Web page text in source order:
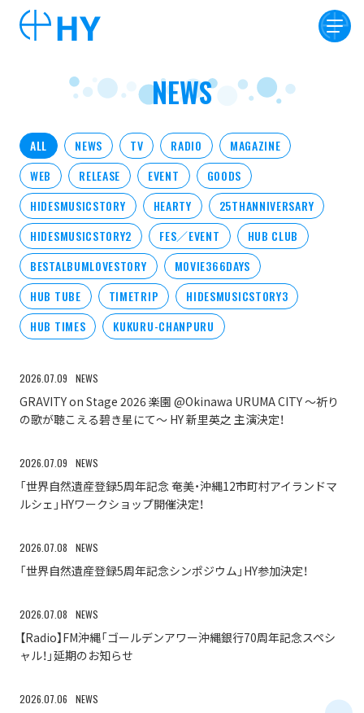
NEWS
ALL NEWS TV RADIO
MAGAZINE
WEB
RELEASE EVENT
GOODS
HIDESMUSICSTORY
HEARTY
25THANNIVERSARY
HIDESMUSICSTORY2
FES／EVENT
HUB CLUB
BESTALBUMLOVESTORY
MOVIE366DAYS
HUB TUBE
TIMETRIP
HIDESMUSICSTORY3
HUB TIMES
KUKURU-CHANPURU
2026.07.09 NEWS
GRAVITY on Stage 2026 楽園 @Okinawa URUMA CITY 〜祈り
の歌が聴こえる碧き星にて〜 HY 新里英之 主演決定！
2026.07.09 NEWS
「世界自然遺産登録5周年記念 奄美・沖縄12市町村アイランドマ
ルシェ」HYワークショップ開催決定！
2026.07.08 NEWS
「世界自然遺産登録5周年記念シンポジウム」HY参加決定！
2026.07.08 NEWS
【Radio】FM沖縄「ゴールデンアワー沖縄銀行70周年記念スペシ
ャル！」延期のお知らせ
2026.07.06 NEWS